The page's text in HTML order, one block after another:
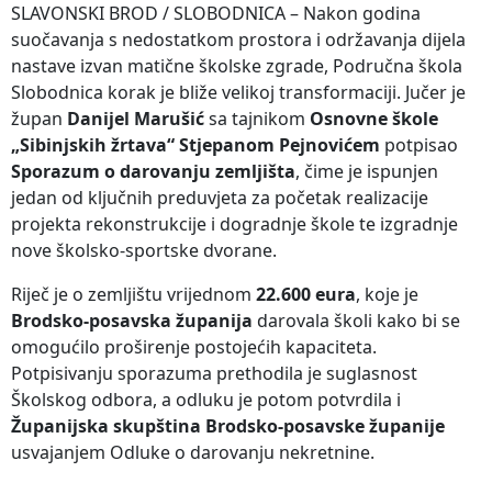
SLAVONSKI BROD / SLOBODNICA – Nakon godina
suočavanja s nedostatkom prostora i održavanja dijela
nastave izvan matične školske zgrade, Područna škola
Slobodnica korak je bliže velikoj transformaciji. Jučer je
župan Danijel Marušićsa tajnikom Osnovne škole
„Sibinjskih žrtava“ Stjepanom Pejnovićem potpisao
Sporazum o darovanju zemljišta, čime je ispunjen
jedan od ključnih preduvjeta za početak realizacije
projekta rekonstrukcije i dogradnje škole te izgradnje
nove školsko-sportske dvorane.
Riječ je o zemljištu vrijednom 22.600 eura, koje je
Brodsko-posavska županija darovala školi kako bi se
omogućilo proširenje postojećih kapaciteta.
Potpisivanju sporazuma prethodila je suglasnost
Školskog odbora, a odluku je potom potvrdila i
Županijska skupština Brodsko-posavske županije
usvajanjem Odluke o darovanju nekretnine.